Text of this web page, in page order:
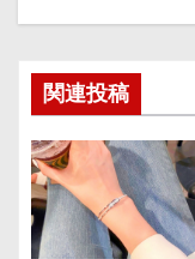
シ
ョ
ン
関連投稿